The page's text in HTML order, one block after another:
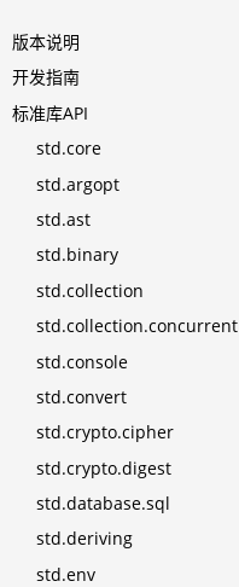
版本说明
开发指南
标准库API
std.core
std.argopt
std.ast
std.binary
std.collection
std.collection.concurrent
std.console
std.convert
std.crypto.cipher
std.crypto.digest
std.database.sql
std.deriving
std.env